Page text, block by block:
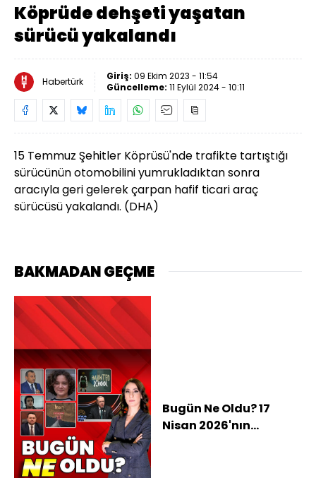
Köprüde dehşeti yaşatan
sürücü yakalandı
Habertürk Giriş: 09 Ekim 2023 - 11:54
Güncelleme: 11 Eylül 2024 - 10:11
15 Temmuz Şehitler Köprüsü'nde trafikte tartıştığı
sürücünün otomobilini yumrukladıktan sonra
aracıyla geri gelerek çarpan hafif ticari araç
sürücüsü yakalandı. (DHA)
BAKMADAN GEÇME
Bugün Ne Oldu? 17
Nisan 2026'nın